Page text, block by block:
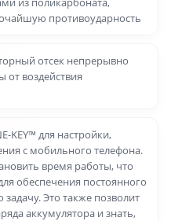
противоударность
отсек непрерывно
воздействия
KEY™ для настройки,
с мобильного телефона.
время работы, что
обеспечения постоянного
Это также позволит
аккумулятора и знать,